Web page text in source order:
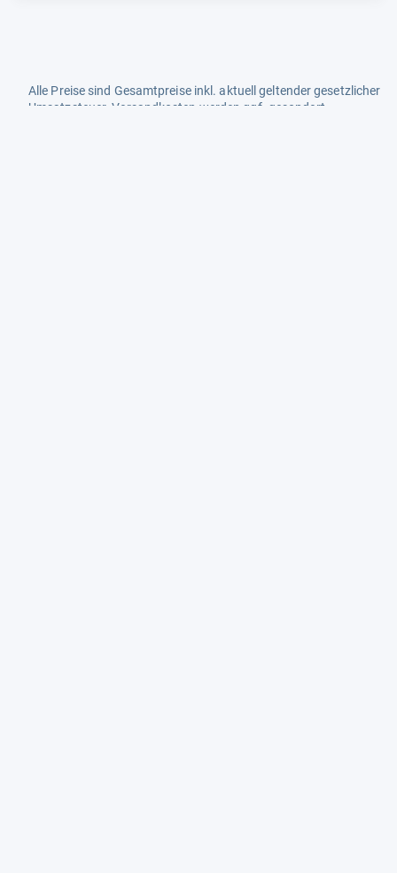
Alle Preise sind Gesamtpreise inkl. aktuell geltender gesetzlicher
Umsatzsteuer. Versandkosten werden ggf. gesondert